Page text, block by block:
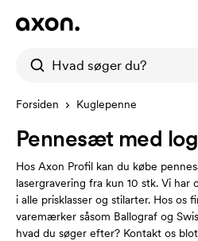
Forsiden Kuglepenne
Pennesæt med
Hos Axon Profil kan du købe
lasergravering fra kun 10 stk. Vi
i alle prisklasser og stilarter. Hos os
varemærker såsom Ballograf og
hvad du søger efter? Kontakt os